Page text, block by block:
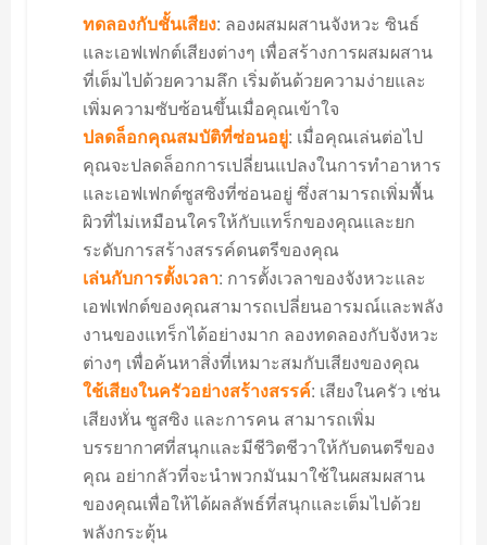
ทดลองกับชั้นเสียง: ลองผสมผสานจังหวะ ซินธ์
และเอฟเฟกต์เสียงต่างๆ เพื่อสร้างการผสมผสาน
ที่เต็มไปด้วยความลึก เริ่มต้นด้วยความง่ายและ
เพิ่มความซับซ้อนขึ้นเมื่อคุณเข้าใจ
ปลดล็อกคุณสมบัติที่ซ่อนอยู่: เมื่อคุณเล่นต่อไป
คุณจะปลดล็อกการเปลี่ยนแปลงในการทำอาหาร
และเอฟเฟกต์ซูสซิงที่ซ่อนอยู่ ซึ่งสามารถเพิ่มพื้น
ผิวที่ไม่เหมือนใครให้กับแทร็กของคุณและยก
ระดับการสร้างสรรค์ดนตรีของคุณ
เล่นกับการตั้งเวลา: การตั้งเวลาของจังหวะและ
เอฟเฟกต์ของคุณสามารถเปลี่ยนอารมณ์และพลัง
งานของแทร็กได้อย่างมาก ลองทดลองกับจังหวะ
ต่างๆ เพื่อค้นหาสิ่งที่เหมาะสมกับเสียงของคุณ
ใช้เสียงในครัวอย่างสร้างสรรค์: เสียงในครัว เช่น
เสียงหั่น ซูสซิง และการคน สามารถเพิ่ม
บรรยากาศที่สนุกและมีชีวิตชีวาให้กับดนตรีของ
คุณ อย่ากลัวที่จะนำพวกมันมาใช้ในผสมผสาน
ของคุณเพื่อให้ได้ผลลัพธ์ที่สนุกและเต็มไปด้วย
พลังกระตุ้น